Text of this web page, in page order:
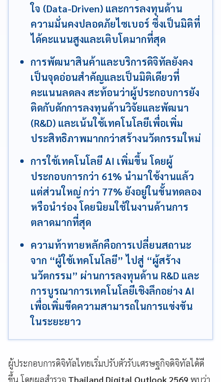
ใจ (Data-Driven) และการลงทุนด้าน
ความมั่นคงปลอดภัยไซเบอร์ ซึ่งเป็นมิติที่
ได้คะแนนสูงและเติบโตมากที่สุด
การพัฒนาสินค้าและบริการดิจิทัลยังคง
เป็นจุดอ่อนสำคัญและเป็นมิติเดียวที่
คะแนนลดลง สะท้อนว่าผู้ประกอบการยัง
ติดกับดักการลงทุนด้านวิจัยและพัฒนา
(R&D) และเน้นใช้เทคโนโลยีเพื่อเพิ่ม
ประสิทธิภาพมากกว่าสร้างนวัตกรรมใหม่
การใช้เทคโนโลยี AI เพิ่มขึ้น โดยผู้
ประกอบการกว่า 61% นำมาใช้งานแล้ว
แต่ส่วนใหญ่ กว่า 77% ยังอยู่ในขั้นทดลอง
หรือนำร่อง โดยนิยมใช้ในงานด้านการ
ตลาดมากที่สุด
ความท้าทายหลักคือการเปลี่ยนสถานะ
จาก “ผู้ใช้เทคโนโลยี” ไปสู่ “ผู้สร้าง
นวัตกรรม” ผ่านการลงทุนด้าน R&D และ
การบูรณาการเทคโนโลยีเชิงลึกอย่าง AI
เพื่อเพิ่มขีดความสามารถในการแข่งขัน
ในระยะยาว
ผู้ประกอบการดิจิทัลไทยเริ่มปรับตัวรับเศรษฐกิจดิจิทัลได้ดี
ขึ้น โดยผลสำรวจ Thailand Digital Outlook 2569 พบว่า